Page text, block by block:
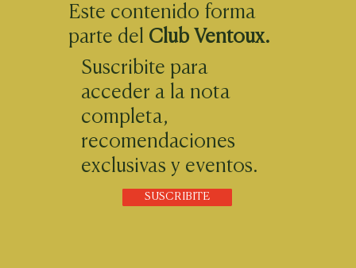
Este contenido forma
parte del Club Ventoux.
Suscribite para
acceder a la nota
completa,
recomendaciones
exclusivas y eventos.
SUSCRIBITE